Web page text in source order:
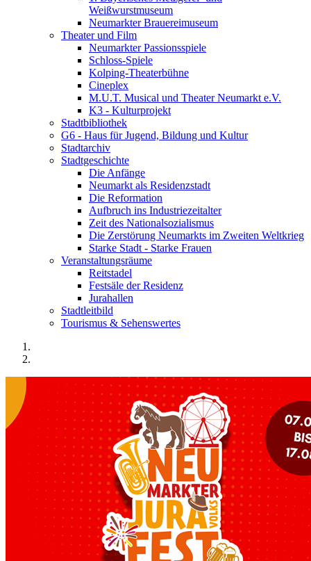
Weißwurstmuseum
Neumarkter Brauereimuseum
Theater und Film
Neumarkter Passionsspiele
Schloss-Spiele
Kolping-Theaterbühne
Cineplex
M.U.T. Musical und Theater Neumarkt e.V.
K3 - Kulturprojekt
Stadtbibliothek
G6 - Haus für Jugend, Bildung und Kultur
Stadtarchiv
Stadtgeschichte
Die Anfänge
Neumarkt als Residenzstadt
Die Reformation
Aufbruch ins Industriezeitalter
Zeit des Nationalsozialismus
Die Zerstörung Neumarkts im Zweiten Weltkrieg
Starke Stadt - Starke Frauen
Veranstaltungsräume
Reitstadel
Festsäle der Residenz
Jurahallen
Stadtleitbild
Tourismus & Sehenswertes